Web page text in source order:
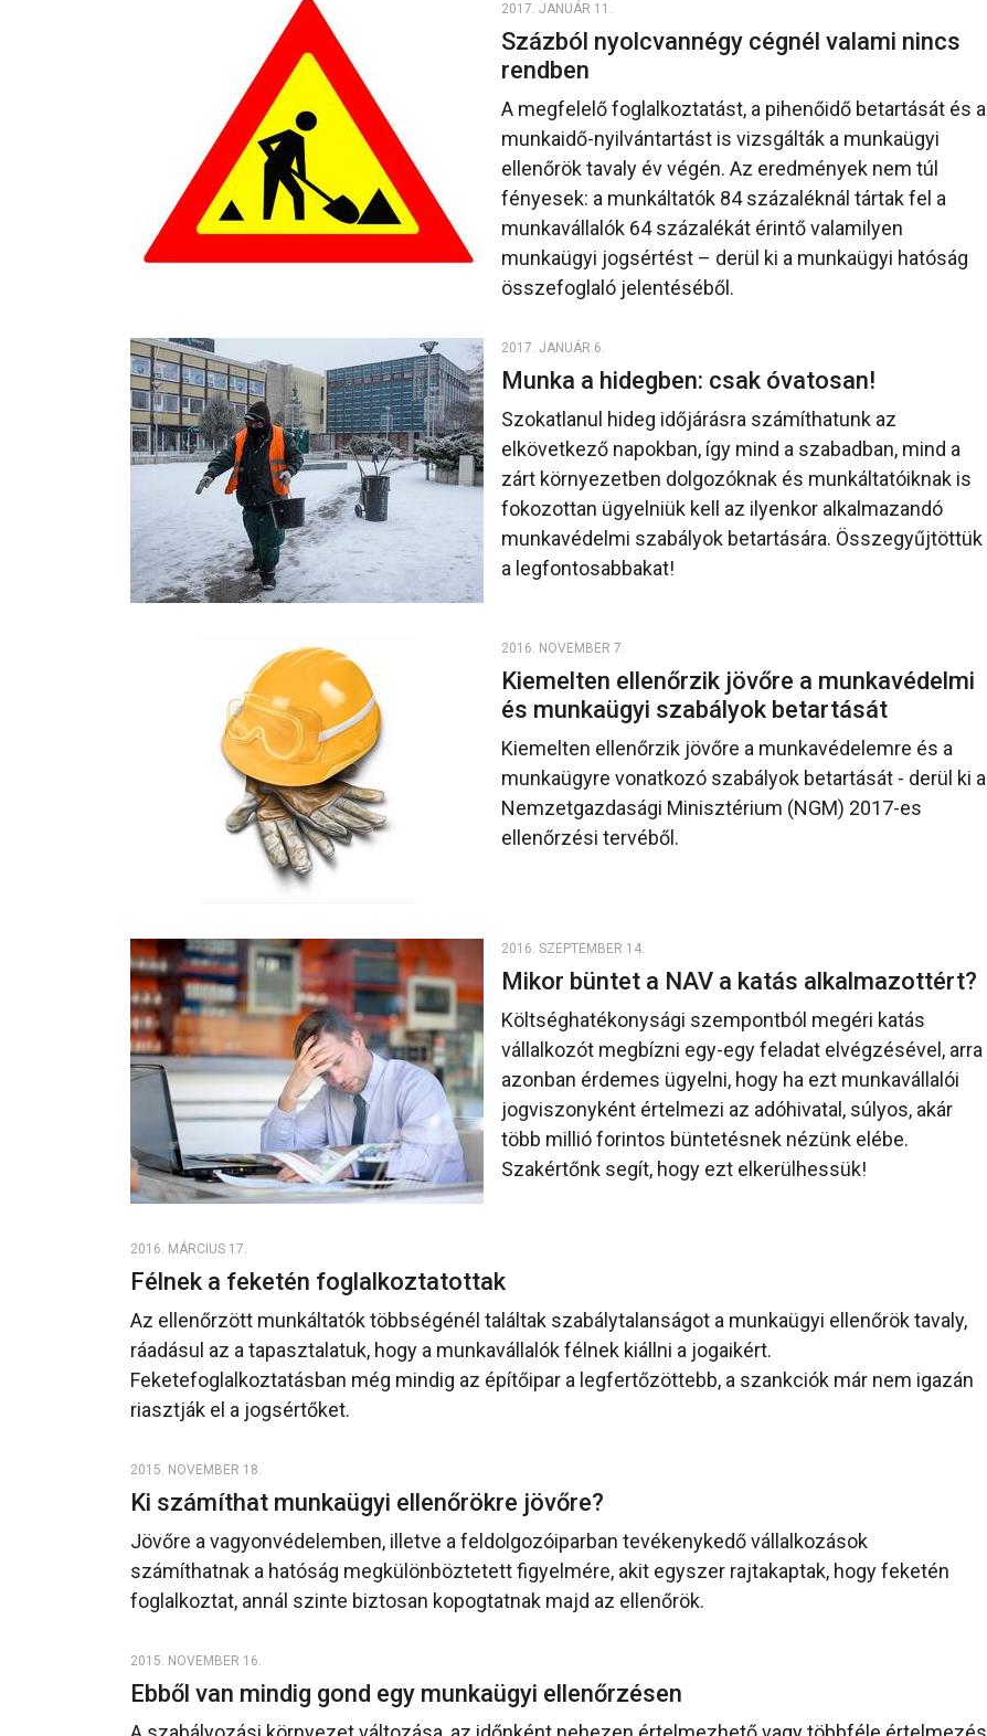
2017. JANUÁR 11.
Százból nyolcvannégy cégnél valami nincs
rendben
A megfelelő foglalkoztatást, a pihenőidő betartását és a
munkaidő-nyilvántartást is vizsgálták a munkaügyi
ellenőrök tavaly év végén. Az eredmények nem túl
fényesek: a munkáltatók 84 százaléknál tártak fel a
munkavállalók 64 százalékát érintő valamilyen
munkaügyi jogsértést – derül ki a munkaügyi hatóság
összefoglaló jelentéséből.
2017. JANUÁR 6.
Munka a hidegben: csak óvatosan!
Szokatlanul hideg időjárásra számíthatunk az
elkövetkező napokban, így mind a szabadban, mind a
zárt környezetben dolgozóknak és munkáltatóiknak is
fokozottan ügyelniük kell az ilyenkor alkalmazandó
munkavédelmi szabályok betartására. Összegyűjtöttük
a legfontosabbakat!
2016. NOVEMBER 7.
Kiemelten ellenőrzik jövőre a munkavédelmi
és munkaügyi szabályok betartását
Kiemelten ellenőrzik jövőre a munkavédelemre és a
munkaügyre vonatkozó szabályok betartását - derül ki a
Nemzetgazdasági Minisztérium (NGM) 2017-es
ellenőrzési tervéből.
2016. SZEPTEMBER 14.
Mikor büntet a NAV a katás alkalmazottért?
Költséghatékonysági szempontból megéri katás
vállalkozót megbízni egy-egy feladat elvégzésével, arra
azonban érdemes ügyelni, hogy ha ezt munkavállalói
jogviszonyként értelmezi az adóhivatal, súlyos, akár
több millió forintos büntetésnek nézünk elébe.
Szakértőnk segít, hogy ezt elkerülhessük!
2016. MÁRCIUS 17.
Félnek a feketén foglalkoztatottak
Az ellenőrzött munkáltatók többségénél találtak szabálytalanságot a munkaügyi ellenőrök tavaly,
ráadásul az a tapasztalatuk, hogy a munkavállalók félnek kiállni a jogaikért.
Feketefoglalkoztatásban még mindig az építőipar a legfertőzöttebb, a szankciók már nem igazán
riasztják el a jogsértőket.
2015. NOVEMBER 18.
Ki számíthat munkaügyi ellenőrökre jövőre?
Jövőre a vagyonvédelemben, illetve a feldolgozóiparban tevékenykedő vállalkozások
számíthatnak a hatóság megkülönböztetett figyelmére, akit egyszer rajtakaptak, hogy feketén
foglalkoztat, annál szinte biztosan kopogtatnak majd az ellenőrök.
2015. NOVEMBER 16.
Ebből van mindig gond egy munkaügyi ellenőrzésen